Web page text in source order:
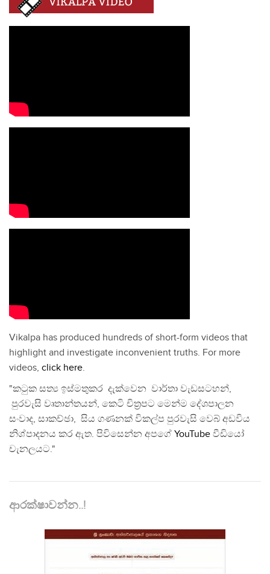
Vikalpa has produced hundreds of short-form videos that
highlight and investigate inconvenient truths. For more
videos, click here.
"කටුක සත්‍ය ඉස්මතුකර දැක්වෙන වාර්තා වැඩසටහන්,
පුරවැසි වෘතාන්තයන්, කෙටි චිත්‍රපට මෙන්ම දේශපාලන
සංවාද, සාකච්ඡා, සිය ගණනක් විකල්ප පුරවැසි වෙබ් අඩවිය
නිශ්පාදනය කර ඇත. පිවිසෙන්න අපගේ YouTube වීඩියෝ
චැනලයට."
ආරක්ෂාවන්න..!